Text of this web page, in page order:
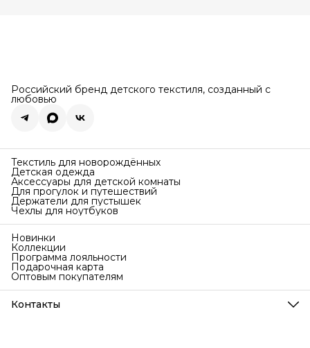
Российский бренд детского текстиля, созданный с
любовью
Текстиль для новорождённых
Детская одежда
Аксессуары для детской комнаты
Для прогулок и путешествий
Держатели для пустышек
Чехлы для ноутбуков
Новинки
Коллекции
Программа лояльности
Подарочная карта
Оптовым покупателям
Контакты